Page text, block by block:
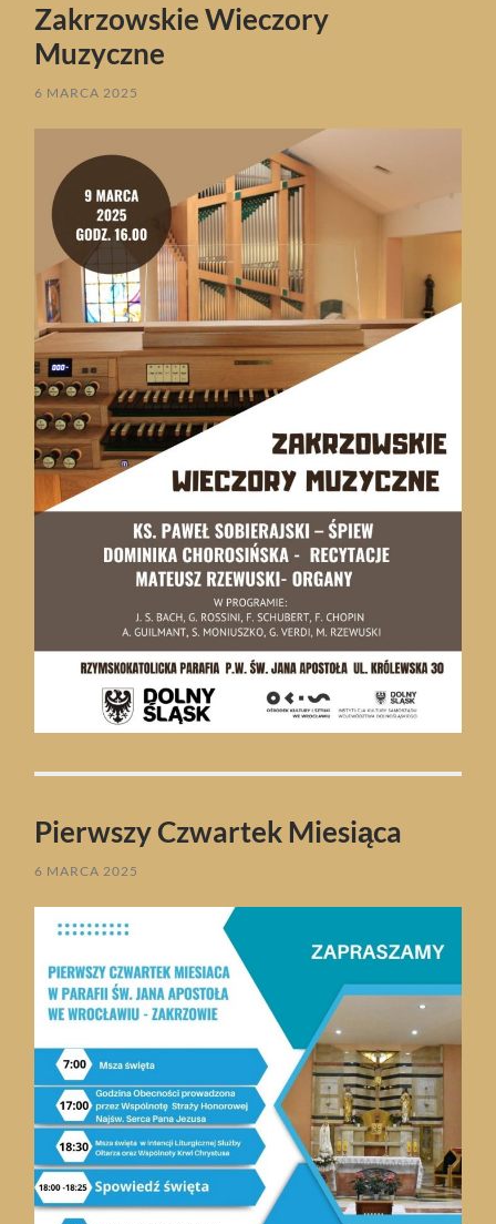
Zakrzowskie Wieczory
Muzyczne
6 MARCA 2025
Pierwszy Czwartek Miesiąca
6 MARCA 2025